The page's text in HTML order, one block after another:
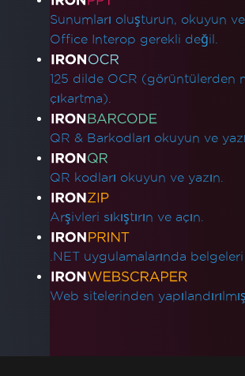
Sunumları oluşturun, okuyun
Office Interop gerekli değil.
125 dilde OCR (görüntülerden
çıkartma).
QR & Barkodları okuyun ve
QR kodları okuyun ve yazın.
Arşivleri sıkıştırın ve açın.
.NET uygulamalarında belgeleri
Web sitelerinden